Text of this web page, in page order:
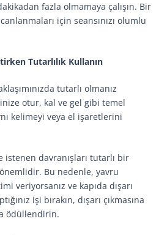
fazla olmamaya çalışın. Bir
için seansınızı olumlu
Tutarlılık Kullanın
tutarlı olmanız
otur, kal ve gel gibi temel
kelimeyi veya el işaretlerini
istenen davranışları tutarlı bir
Bu nedenle, yavru
veriyorsanız ve kapıda dışarı
işi bırakın, dışarı çıkmasına
ödüllendirin.